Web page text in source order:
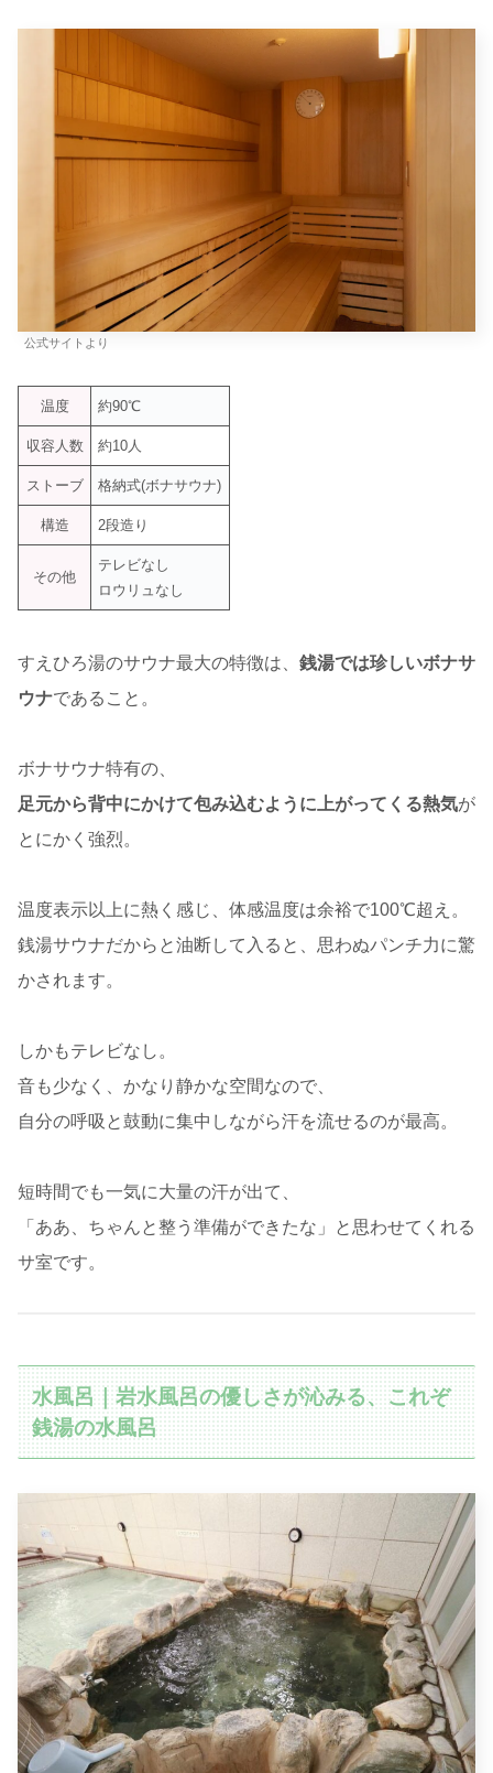
公式サイトより
温度 約90℃
収容人数 約10人
ストーブ 格納式(ボナサウナ)
構造 2段造り
その他
テレビなし
ロウリュなし
すえひろ湯のサウナ最大の特徴は、 銭湯では珍しいボナサ
ウナであること。
ボナサウナ特有の、
足元から背中にかけて包み込むように上がってくる熱気が
とにかく強烈。
温度表示以上に熱く感じ、体感温度は余裕で100℃超え。
銭湯サウナだからと油断して入ると、思わぬパンチ力に驚
かされます。
しかもテレビなし。
音も少なく、かなり静かな空間なので、
自分の呼吸と鼓動に集中しながら汗を流せるのが最高。
短時間でも一気に大量の汗が出て、
「ああ、ちゃんと整う準備ができたな」と思わせてくれる
サ室です。
水風呂｜岩水風呂の優しさが沁みる、これぞ
銭湯の水風呂